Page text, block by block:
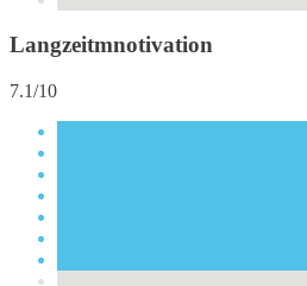
Langzeitmnotivation
7.1/10